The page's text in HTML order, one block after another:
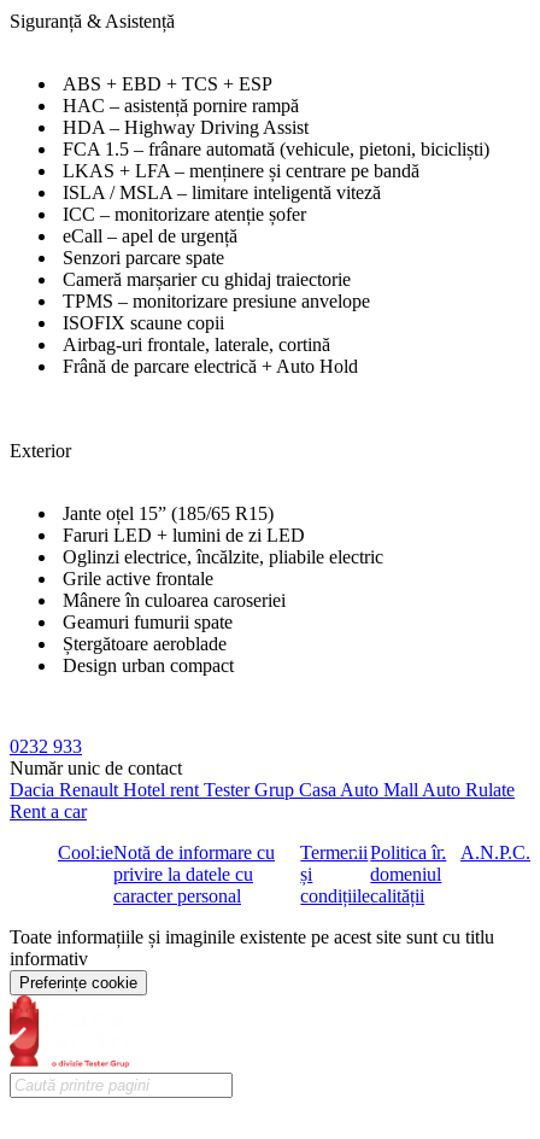
Siguranță & Asistență
ABS + EBD + TCS + ESP
HAC – asistență pornire rampă
HDA – Highway Driving Assist
FCA 1.5 – frânare automată (vehicule, pietoni, bicicliști)
LKAS + LFA – menținere și centrare pe bandă
ISLA / MSLA – limitare inteligentă viteză
ICC – monitorizare atenție șofer
eCall – apel de urgență
Senzori parcare spate
Cameră marșarier cu ghidaj traiectorie
TPMS – monitorizare presiune anvelope
ISOFIX scaune copii
Airbag-uri frontale, laterale, cortină
Frână de parcare electrică + Auto Hold
Exterior
Jante oțel 15” (185/65 R15)
Faruri LED + lumini de zi LED
Oglinzi electrice, încălzite, pliabile electric
Grile active frontale
Mânere în culoarea caroseriei
Geamuri fumurii spate
Ștergătoare aeroblade
Design urban compact
Confort & Interior
Climatizare automată
Volan piele reglabil (înălțime + telescopic)
Keyless Smart Key + pornire buton
Geamuri electrice față/spate
Încărcare USB-C față
Priză 12V față
Iluminare portbagaj + habitaclu LED
0232 933
Număr unic de contact
Dacia Renault Hotel rent Tester Grup Casa Auto Mall Auto Rulate
Rent a car
CookieNotă de informare cu
privire la datele cu
caracter personal
Termenii
și
condițiile
Politica în
domeniul
calității
A.N.P.C.
Toate informațiile și imaginile existente pe acest site sunt cu titlu
informativ
Preferințe cookie